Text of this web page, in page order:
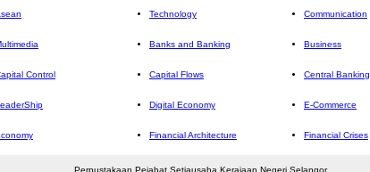
Technology Communication
Banks and Banking Business
Control Capital Flows Central Banking
Digital Economy E-Commerce
Financial Architecture Financial Crises
Perpustakaan Pejabat Setiausaha Kerajaan Negeri Selangor